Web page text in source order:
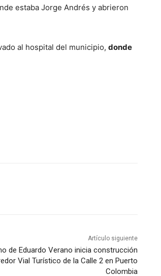
estaba Jorge Andrés y abrieron
al hospital del municipio, donde
Artículo siguiente
de Eduardo Verano inicia construcción
Vial Turístico de la Calle 2 en Puerto
Colombia